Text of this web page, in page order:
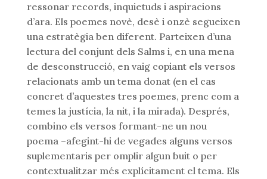
ressonar records, inquietuds i aspiracions
d’ara. Els poemes novè, desè i onzè segueixen
una estratègia ben diferent. Parteixen d’una
lectura del conjunt dels Salms i, en una mena
de desconstrucció, en vaig copiant els versos
relacionats amb un tema donat (en el cas
concret d’aquestes tres poemes, prenc com a
temes la justícia, la nit, i la mirada). Després,
combino els versos formant-ne un nou
poema –afegint-hi de vegades alguns versos
suplementaris per omplir algun buit o per
contextualitzar més explícitament el tema. Els